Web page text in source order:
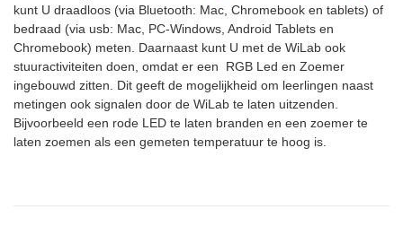
kunt U draadloos (via Bluetooth: Mac, Chromebook en tablets) of
bedraad (via usb: Mac, PC-Windows, Android Tablets en
Chromebook) meten. Daarnaast kunt U met de WiLab ook
stuuractiviteiten doen, omdat er een RGB Led en Zoemer
ingebouwd zitten. Dit geeft de mogelijkheid om leerlingen naast
metingen ook signalen door de WiLab te laten uitzenden.
Bijvoorbeeld een rode LED te laten branden en een zoemer te
laten zoemen als een gemeten temperatuur te hoog is.